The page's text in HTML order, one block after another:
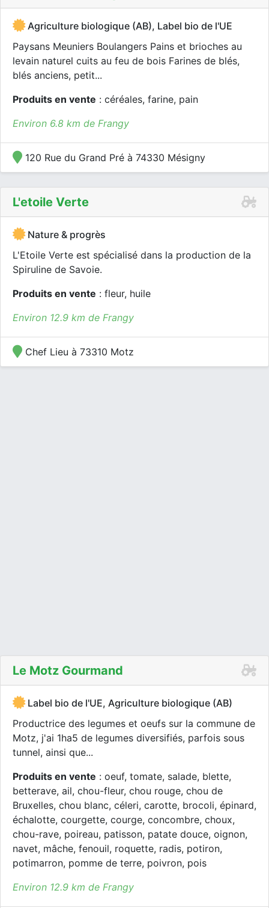
Agriculture biologique (AB), Label bio de l'UE
Paysans Meuniers Boulangers Pains et brioches au
levain naturel cuits au feu de bois Farines de blés,
blés anciens, petit...
Produits en vente : céréales, farine, pain
Environ 6.8 km de Frangy
120 Rue du Grand Pré à 74330 Mésigny
L'etoile Verte
Nature & progrès
L'Etoile Verte est spécialisé dans la production de la
Spiruline de Savoie.
Produits en vente : fleur, huile
Environ 12.9 km de Frangy
Chef Lieu à 73310 Motz
Le Motz Gourmand
Label bio de l'UE, Agriculture biologique (AB)
Productrice des legumes et oeufs sur la commune de
Motz, j'ai 1ha5 de legumes diversifiés, parfois sous
tunnel, ainsi que...
Produits en vente : oeuf, tomate, salade, blette,
betterave, ail, chou-fleur, chou rouge, chou de
Bruxelles, chou blanc, céleri, carotte, brocoli, épinard,
échalotte, courgette, courge, concombre, choux,
chou-rave, poireau, patisson, patate douce, oignon,
navet, mâche, fenouil, roquette, radis, potiron,
potimarron, pomme de terre, poivron, pois
Environ 12.9 km de Frangy